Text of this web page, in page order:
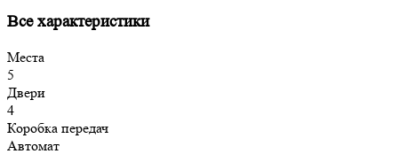
Все характеристики
Места
5
Двери
4
Коробка передач
Автомат